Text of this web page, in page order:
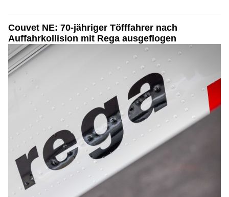
Couvet NE: 70-jähriger Töfffahrer nach
Auffahrkollision mit Rega ausgeflogen